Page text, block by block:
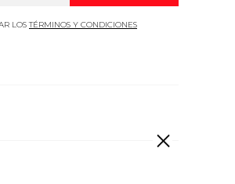
LOS TÉRMINOS Y CONDICIONES